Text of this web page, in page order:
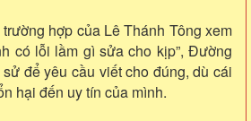
hợp của Lê Thánh Tông xem
có lỗi lầm gì sửa cho kịp”, Đường
để yêu cầu viết cho đúng, dù cái
hại đến uy tín của mình.